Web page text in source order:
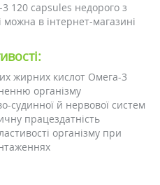
120 capsules недорого з
в інтернет-магазині
жирних кислот Омега-3
організму
судинної й нервової систем
працездатність
організму при